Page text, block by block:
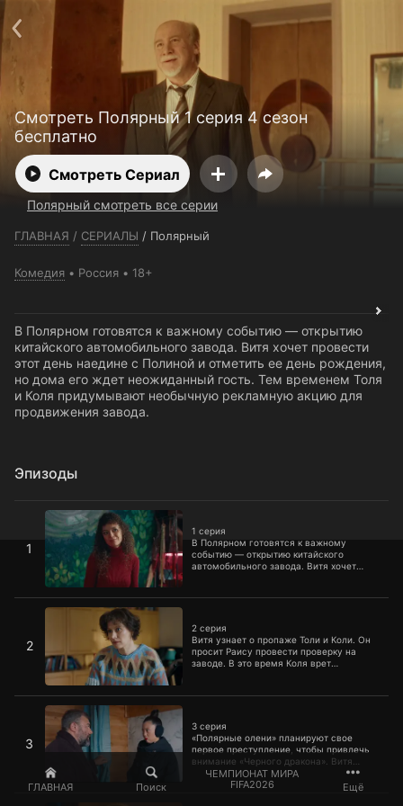
ГЛАВНАЯ Поиск
ЧЕМПИОНАТ МИРА
FIFA2026
Ещё
Смотреть Полярный 1 серия 4 сезон
бесплатно
Смотреть Сериал
Полярный смотреть все серии
ГЛАВНАЯ / СЕРИАЛЫ / Полярный
Комедия Россия 18+
В Полярном готовятся к важному событию — открытию
китайского автомобильного завода. Витя хочет провести
этот день наедине с Полиной и отметить ее день рождения,
но дома его ждет неожиданный гость. Тем временем Толя
и Коля придумывают необычную рекламную акцию для
продвижения завода.
Эпизоды
1
1 серия
В Полярном готовятся к важному
событию — открытию китайского
автомобильного завода. Витя хочет
его ждет неожиданный гость. Тем
необычную рекламную акцию для
продвижения завода.
1 серия
2
2 серия
Витя узнает о пропаже Толи и Коли. Он
просит Раису провести проверку на
заводе. В это время Коля врет
названием «Полярные олени».
2 серия
3
3 серия
«Полярные олени» планируют свое
первое преступление, чтобы привлечь
внимание «Черного дракона». Витя
представляет Полине их новую
домработницу Лю. Девушка рада
помощи, но после слов Любы начинает
3 серия
Пользовательское соглашение
Политика конфиденциальности
Ввести промокод